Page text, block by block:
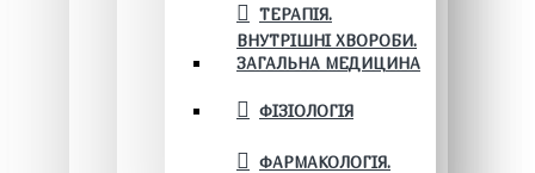
ТЕРАПІЯ.
ВНУТРІШНІ ХВОРОБИ.
ЗАГАЛЬНА МЕДИЦИНА
ФІЗІОЛОГІЯ
ФАРМАКОЛОГІЯ.